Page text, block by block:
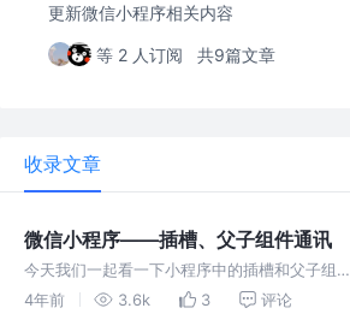
更新微信小程序相关内容
等 2 人订阅 共9篇文章
收录文章
微信小程序——插槽、父子组件通讯
今天我们一起看一下小程序中的插槽和父子组件
相互通讯方面的内容，来看一下和vue有什么样
4年前 3.6k 3 评论